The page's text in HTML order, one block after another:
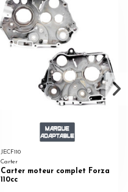
JECF110
Carter
Carter moteur complet Forza
110cc